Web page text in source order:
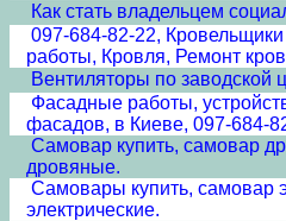
Как стать владельцем
097-684-82-22,
работы, Кровля, Ремонт
Вентиляторы по заводской
Фасадные работы,
фасадов, в Киеве, 097-684-
Самовар купить, самовар
дровяные.
Самовары купить, самовар
электрические.